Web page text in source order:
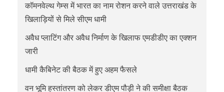
कॉमनवेल्थ गेम्स में भारत का नाम रोशन करने वाले उत्तराखंड के
खिलाड़ियों से मिले सीएम धामी
अवैध प्लाटिंग और अवैध निर्माण के खिलाफ एमडीडीए का एक्शन
जारी
धामी कैबिनेट की बैठक में हुए अहम फैसले
वन भूमि हस्तांतरण को लेकर डीएम पौड़ी ने की समीक्षा बैठक